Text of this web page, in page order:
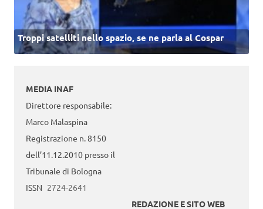
Troppi satelliti nello spazio, se ne parla al Cospar
MEDIA INAF
Direttore responsabile:
Marco Malaspina
Registrazione n. 8150
dell’11.12.2010 presso il
Tribunale di Bologna
ISSN 2724-2641
REDAZIONE E SITO WEB